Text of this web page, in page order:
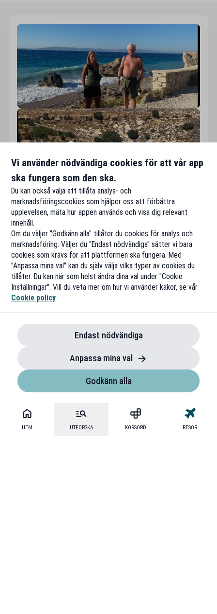
HEM UTFORSKA KORSORD RESOR
Vi använder nödvändiga cookies för att vår app
ska fungera som den ska.
Du kan också välja att tillåta analys- och
marknadsföringscookies som hjälper oss att förbättra
upplevelsen, mäta hur appen används och visa dig relevant
innehåll.
Om du väljer "Godkänn alla" tillåter du cookies för analys och
marknadsföring. Väljer du "Endast nödvändiga" sätter vi bara
cookies som krävs för att plattformen ska fungera. Med
"Anpassa mina val" kan du själv välja vilka typer av cookies du
tillåter. Du kan när som helst ändra dina val under "Cookie
Inställningar". Vill du veta mer om hur vi använder kakor, se vår
Cookie policy
Endast nödvändiga
Anpassa mina val
Godkänn alla